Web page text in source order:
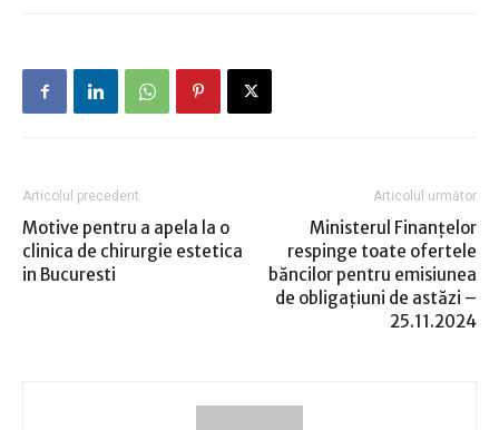
Articolul precedent
Motive pentru a apela la o
clinica de chirurgie estetica
in Bucuresti
Articolul următor
Ministerul Finanţelor
respinge toate ofertele
băncilor pentru emisiunea
de obligaţiuni de astăzi –
25.11.2024